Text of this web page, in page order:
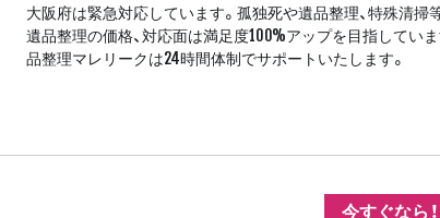
大阪府は緊急対応しています。孤独死や遺品整理、特殊清掃
遺品整理の価格、対応面は満足度100%アップを目指してい
品整理マレリークは24時間体制でサポートいたします。
今すぐなら！